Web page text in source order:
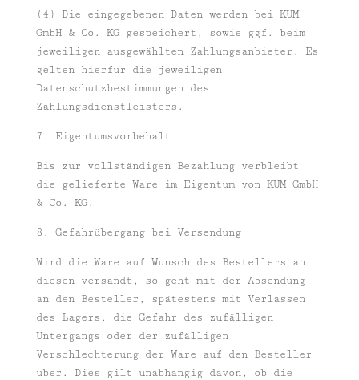
(4) Die eingegebenen Daten werden bei KUM
GmbH & Co. KG gespeichert, sowie ggf. beim
jeweiligen ausgewählten Zahlungsanbieter. Es
gelten hierfür die jeweiligen
Datenschutzbestimmungen des
Zahlungsdienstleisters.
7. Eigentumsvorbehalt
Bis zur vollständigen Bezahlung verbleibt
die gelieferte Ware im Eigentum von KUM GmbH
& Co. KG.
8. Gefahrübergang bei Versendung
Wird die Ware auf Wunsch des Bestellers an
diesen versandt, so geht mit der Absendung
an den Besteller, spätestens mit Verlassen
des Lagers, die Gefahr des zufälligen
Untergangs oder der zufälligen
Verschlechterung der Ware auf den Besteller
über. Dies gilt unabhängig davon, ob die